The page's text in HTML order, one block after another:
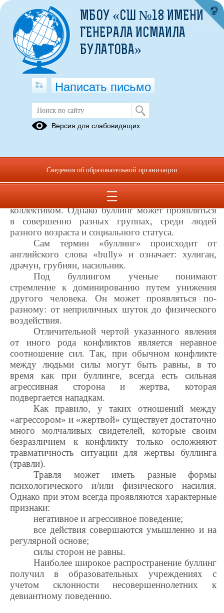
Профилактика буллинга
В последнее десятилетие мы часто слышим
о таком негативном социальном явлении как
ассоциируется с молодежной средой, школьным
коллективом. Однако буллинг может проявляться
в совершенно разных группах, среди людей
разного возраста и социального статуса.
Сам термин «буллинг» происходит от
английского слова «bully» и означает: хулиган,
драчун, грубиян, насильник.
Под буллингом ученые понимают
стремление к доминированию путем унижения
другого человека. Он может проявляться по-
разному: от неприличных шуток до физического
воздействия.
Отличительной чертой указанного явления
от иного рода конфликтов является неравное
соотношение сил. Так, при обычном конфликте
между людьми силы могут быть равны, в то
время как при буллинге, всегда есть сильная
агрессивная сторона и жертва, которая
подвергается нападкам.
Как правило, у таких отношений между
«агрессором» и «жертвой» существует достаточно
много молчаливых свидетелей, которые своим
безразличием к конфликту только осложняют
травматичность ситуации для жертвы буллинга
(травли).
Травля может иметь разные формы
психологического и/или физического насилия.
Однако при этом всегда проявляются характерные
признаки:
негативное и агрессивное поведение;
все действия совершаются умышленно и на
регулярной основе;
силы сторон не равны.
Наиболее широкое распространение буллинг
получил в образовательных учреждениях с
учетом склонности несовершеннолетних к
девиантному поведению.
МБОУ «СШ №18 ИМЕНИ
ГЕНЕРАЛА ИСМАИЛА
БУЛАТОВА»
Написать письмо
Версия для слабовидящих
Сведения об образовательной организации